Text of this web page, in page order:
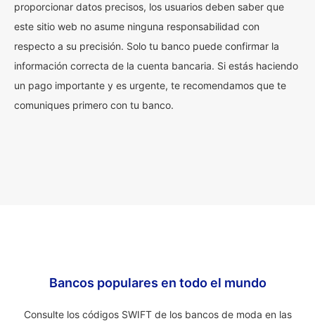
proporcionar datos precisos, los usuarios deben saber que
este sitio web no asume ninguna responsabilidad con
respecto a su precisión. Solo tu banco puede confirmar la
información correcta de la cuenta bancaria. Si estás haciendo
un pago importante y es urgente, te recomendamos que te
comuniques primero con tu banco.
Bancos populares en todo el mundo
Consulte los códigos SWIFT de los bancos de moda en las